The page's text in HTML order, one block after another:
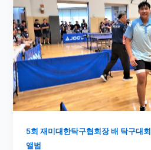
5회 재미대한탁구협회장 배 탁구대회
앨범